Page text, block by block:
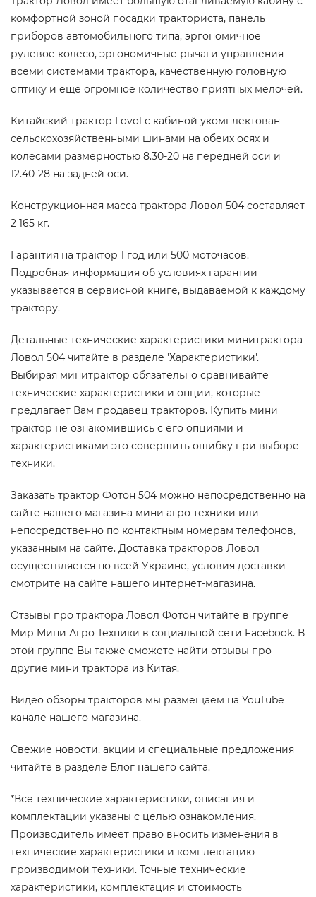
комфортной зоной посадки тракториста, панель
приборов автомобильного типа, эргономичное
рулевое колесо, эргономичные рычаги управления
всеми системами трактора, качественную головную
оптику и еще огромное количество приятных мелочей.
Китайский трактор Lovol с кабиной укомплектован
сельскохозяйственными шинами на обеих осях и
колесами размерностью 8.30-20 на передней оси и
12.40-28 на задней оси.
Конструкционная масса трактора Ловол 504 составляет
2 165 кг.
Гарантия на трактор 1 год или 500 моточасов.
Подробная информация об условиях гарантии
указывается в сервисной книге, выдаваемой к каждому
трактору.
Детальные технические характеристики минитрактора
Ловол 504 читайте в разделе 'Характеристики'.
Выбирая минитрактор обязательно сравнивайте
технические характеристики и опции, которые
предлагает Вам продавец тракторов. Купить мини
трактор не ознакомившись с его опциями и
характеристиками это совершить ошибку при выборе
техники.
Заказать трактор Фотон 504 можно непосредственно на
сайте нашего магазина мини агро техники или
непосредственно по контактным номерам телефонов,
указанным на сайте. Доставка тракторов Ловол
осуществляется по всей Украине, условия доставки
смотрите на сайте нашего интернет-магазина.
Отзывы про трактора Ловол Фотон читайте в группе
Мир Мини Агро Техники в социальной сети Facebook. В
этой группе Вы также сможете найти отзывы про
другие мини трактора из Китая.
Видео обзоры тракторов мы размещаем на YouTube
канале нашего магазина.
Свежие новости, акции и специальные предложения
читайте в разделе Блог нашего сайта.
*Все технические характеристики, описания и
комплектации указаны с целью ознакомления.
Производитель имеет право вносить изменения в
технические характеристики и комплектацию
производимой техники. Точные технические
характеристики, комплектация и стоимость